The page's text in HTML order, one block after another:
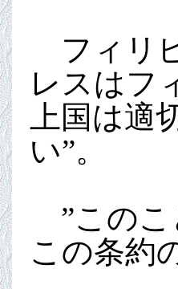
フィリ
レスはフ
上国は
い”。
”このこ
この条約